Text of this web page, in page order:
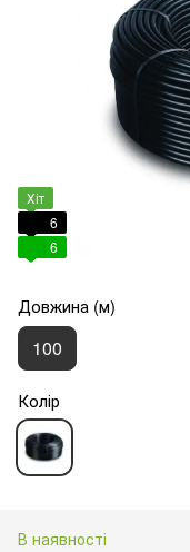
Хіт
6
6
Довжина (м)
100
Колір
В наявності